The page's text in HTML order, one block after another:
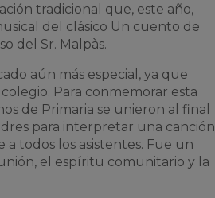
tradicional que, este año,
del clásico Un cuento de
del Sr. Malpàs.
aún más especial, ya que
Para conmemorar esta
de Primaria se unieron al final
para interpretar una canción
todos los asistentes. Fue un
el espíritu comunitario y la